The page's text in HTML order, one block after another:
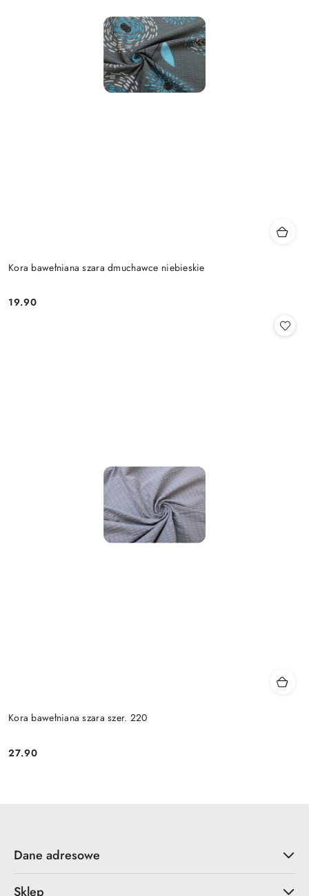
Kora bawełniana szara dmuchawce niebieskie
Cena:
19.90
Kora bawełniana szara szer. 220
Cena:
27.90
Dane adresowe
Sklep